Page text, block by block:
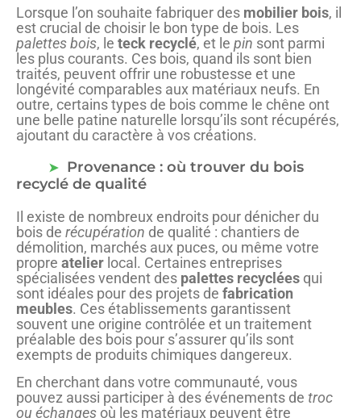
Lorsque l’on souhaite fabriquer des mobilier bois, il
est crucial de choisir le bon type de bois. Les
palettes bois, le teck recyclé, et le pin sont parmi
les plus courants. Ces bois, quand ils sont bien
traités, peuvent offrir une robustesse et une
longévité comparables aux matériaux neufs. En
outre, certains types de bois comme le chêne ont
une belle patine naturelle lorsqu’ils sont récupérés,
ajoutant du caractère à vos créations.
Provenance : où trouver du bois
recyclé de qualité
Il existe de nombreux endroits pour dénicher du
bois de récupération de qualité : chantiers de
démolition, marchés aux puces, ou même votre
propre atelier local. Certaines entreprises
spécialisées vendent des palettes recyclées qui
sont idéales pour des projets de fabrication
meubles. Ces établissements garantissent
souvent une origine contrôlée et un traitement
préalable des bois pour s’assurer qu’ils sont
exempts de produits chimiques dangereux.
En cherchant dans votre communauté, vous
pouvez aussi participer à des événements de troc
ou échanges où les matériaux peuvent être